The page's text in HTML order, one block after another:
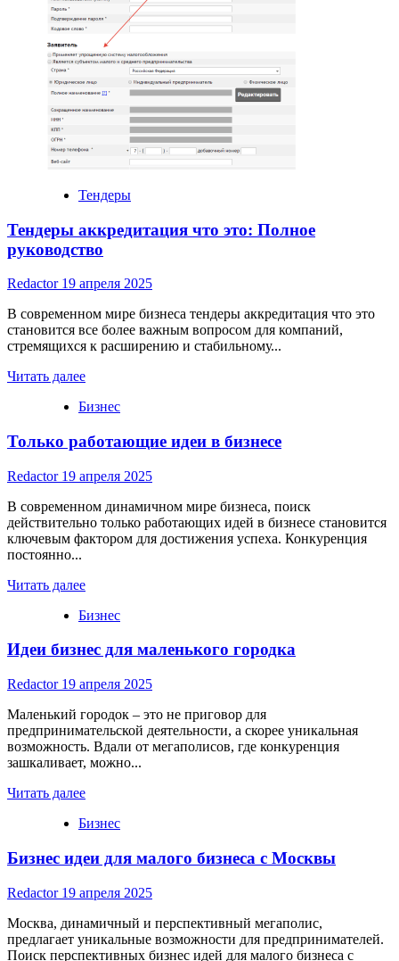
Тендеры
Тендеры аккредитация что это: Полное
руководство
Redactor 19 апреля 2025
В современном мире бизнеса тендеры аккредитация что это
становится все более важным вопросом для компаний,
стремящихся к расширению и стабильному...
Читать далееRead
about
аккредитация
это:
Полное
руководство
Бизнес
Только работающие идеи в бизнесе
Redactor 19 апреля 2025
В современном динамичном мире бизнеса, поиск
действительно только работающих идей в бизнесе становится
ключевым фактором для достижения успеха. Конкуренция
постоянно...
Читать далееRead
about
работающие
в
бизнесе
Бизнес
Идеи бизнес для маленького городка
Redactor 19 апреля 2025
Маленький городок – это не приговор для
предпринимательской деятельности, а скорее уникальная
возможность. Вдали от мегаполисов, где конкуренция
зашкаливает, можно...
Читать далееRead
about
бизнес
маленького
городка
Бизнес
Бизнес идеи для малого бизнеса с Москвы
Redactor 19 апреля 2025
Москва, динамичный и перспективный мегаполис,
предлагает уникальные возможности для предпринимателей.
Поиск перспективных бизнес идей для малого бизнеса с